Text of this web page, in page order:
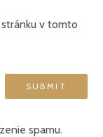
v tomto
spamu.